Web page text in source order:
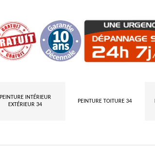
PEINTURE INTÉRIEUR
EXTÉRIEUR 34
PEINTURE TOITURE 34